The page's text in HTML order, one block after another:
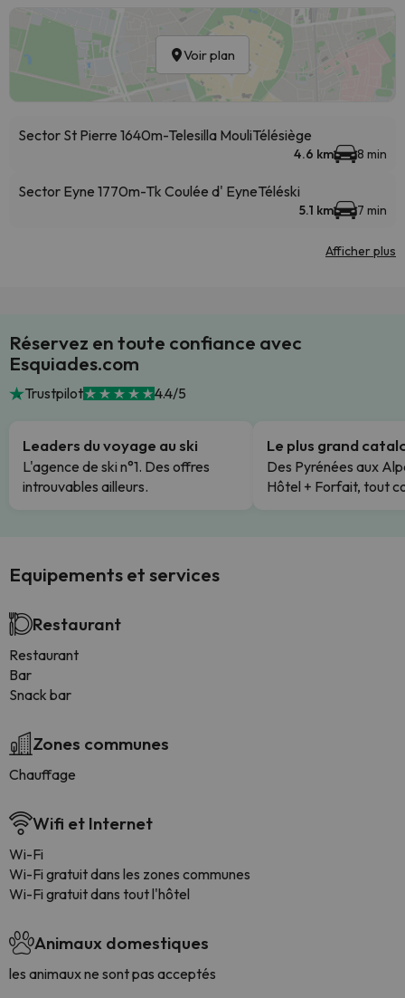
Voir plan
Sector St Pierre 1640m-Telesilla MouliTélésiège
4.6 km 8 min
Sector Eyne 1770m-Tk Coulée d' EyneTéléski
5.1 km 7 min
Afficher plus
Réservez en toute confiance avec
Esquiades.com
Trustpilot 4.4/5
Leaders du voyage au ski
L'agence de ski n°1. Des offres
introuvables ailleurs.
Le plus grand
Des Pyrénées aux
Hôtel + Forfait, tout
Equipements et services
Restaurant
Restaurant
Bar
Snack bar
Zones communes
Chauffage
Wifi et Internet
Wi-Fi
Wi-Fi gratuit dans les zones communes
Wi-Fi gratuit dans tout l'hôtel
Animaux domestiques
les animaux ne sont pas acceptés